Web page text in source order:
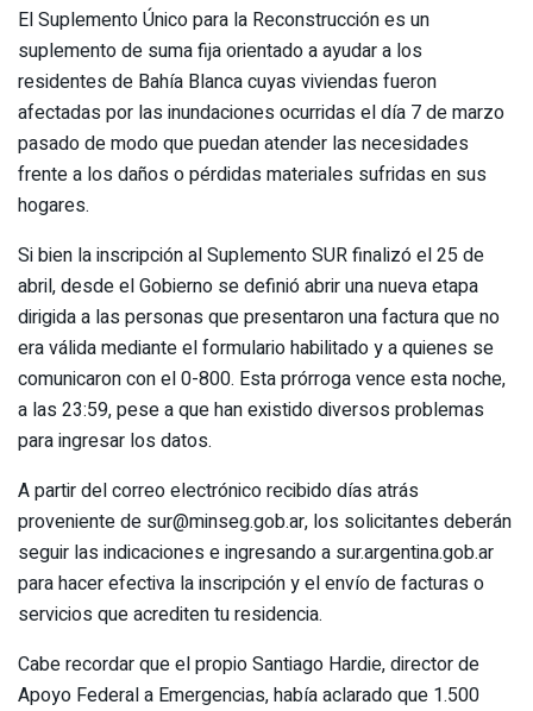
El Suplemento Único para la Reconstrucción es un
suplemento de suma fija orientado a ayudar a los
residentes de Bahía Blanca cuyas viviendas fueron
afectadas por las inundaciones ocurridas el día 7 de marzo
pasado de modo que puedan atender las necesidades
frente a los daños o pérdidas materiales sufridas en sus
hogares.
Si bien la inscripción al Suplemento SUR finalizó el 25 de
abril, desde el Gobierno se definió abrir una nueva etapa
dirigida a las personas que presentaron una factura que no
era válida mediante el formulario habilitado y a quienes se
comunicaron con el 0-800. Esta prórroga vence esta noche,
a las 23:59, pese a que han existido diversos problemas
para ingresar los datos.
A partir del correo electrónico recibido días atrás
proveniente de sur@minseg.gob.ar, los solicitantes deberán
seguir las indicaciones e ingresando a sur.argentina.gob.ar
para hacer efectiva la inscripción y el envío de facturas o
servicios que acrediten tu residencia.
Cabe recordar que el propio Santiago Hardie, director de
Apoyo Federal a Emergencias, había aclarado que 1.500